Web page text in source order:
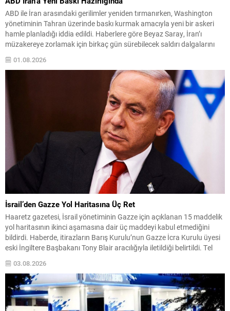
ABD ile İran arasındaki gerilimler yeniden tırmanırken, Washington
yönetiminin Tahran üzerinde baskı kurmak amacıyla yeni bir askeri
hamle planladığı iddia edildi. Haberlere göre Beyaz Saray, İran’ı
müzakereye zorlamak için birkaç gün sürebilecek saldırı dalgalarını
devreye sokmayı değerlendirdi. Wall Street Journal’in hükümet
kaynaklarına dayandırdığı haber, olası operasyonların bu hafta sonu
01.08.2026
İsrail’den Gazze Yol Haritasına Üç Ret
Haaretz gazetesi, İsrail yönetiminin Gazze için açıklanan 15 maddelik
yol haritasının ikinci aşamasına dair üç maddeyi kabul etmediğini
bildirdi. Haberde, itirazların Barış Kurulu’nun Gazze İcra Kurulu üyesi
eski İngiltere Başbakanı Tony Blair aracılığıyla iletildiği belirtildi. Tel
Aviv yönetiminin en önemli çekincelerinden biri, İsrail ordusunun
saldırılarının tamamen durmasını kabul etmemesi oldu....
03.08.2026